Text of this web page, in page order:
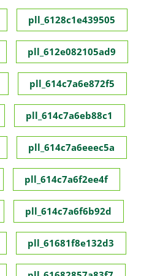
pll_6128c1e439505
pll_612e082105ad9
pll_614c7a6e872f5
pll_614c7a6eb88c1
pll_614c7a6eeec5a
pll_614c7a6f2ee4f
pll_614c7a6f6b92d
pll_61681f8e132d3